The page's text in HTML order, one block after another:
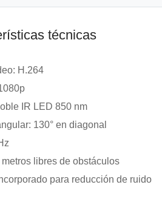
técnicas
H.264
IR LED 850 nm
130° en diagonal
metros libres de obstáculos
para reducción de ruido